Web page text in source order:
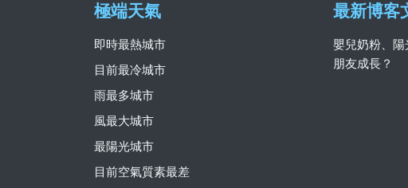
極端天氣
即時最熱城市
目前最冷城市
雨最多城市
風最大城市
最陽光城市
目前空氣質素最差
最新博客
嬰兒奶粉、
朋友成長？